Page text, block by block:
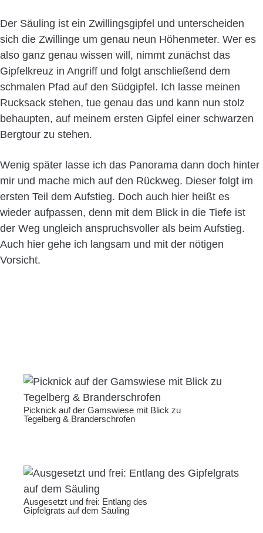
Der Säuling ist ein Zwillingsgipfel und unterscheiden
sich die Zwillinge um genau neun Höhenmeter. Wer es
also ganz genau wissen will, nimmt zunächst das
Gipfelkreuz in Angriff und folgt anschließend dem
schmalen Pfad auf den Südgipfel. Ich lasse meinen
Rucksack stehen, tue genau das und kann nun stolz
behaupten, auf meinem ersten Gipfel einer schwarzen
Bergtour zu stehen.
Wenig später lasse ich das Panorama dann doch hinter
mir und mache mich auf den Rückweg. Dieser folgt im
ersten Teil dem Aufstieg. Doch auch hier heißt es
wieder aufpassen, denn mit dem Blick in die Tiefe ist
der Weg ungleich anspruchsvoller als beim Aufstieg.
Auch hier gehe ich langsam und mit der nötigen
Vorsicht.
Picknick auf der Gamswiese mit Blick zu
Tegelberg & Branderschrofen
Ausgesetzt und frei: Entlang des
Gipfelgrats auf dem Säuling